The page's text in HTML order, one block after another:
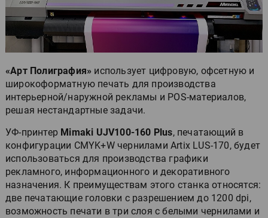
«Арт Полиграфия» использует цифровую, офсетную и
широкоформатную печать для производства
интерьерной/наружной рекламы и POS-материалов,
решая нестандартные задачи.
УФ-принтер Mimaki UJV100-160 Plus, печатающий в
конфигурации CMYK+W чернилами Artix LUS-170, будет
использоваться для производства графики
рекламного, информационного и декоративного
назначения. К преимуществам этого станка относятся:
две печатающие головки с разрешением до 1200 dpi,
возможность печати в три слоя с белыми чернилами и